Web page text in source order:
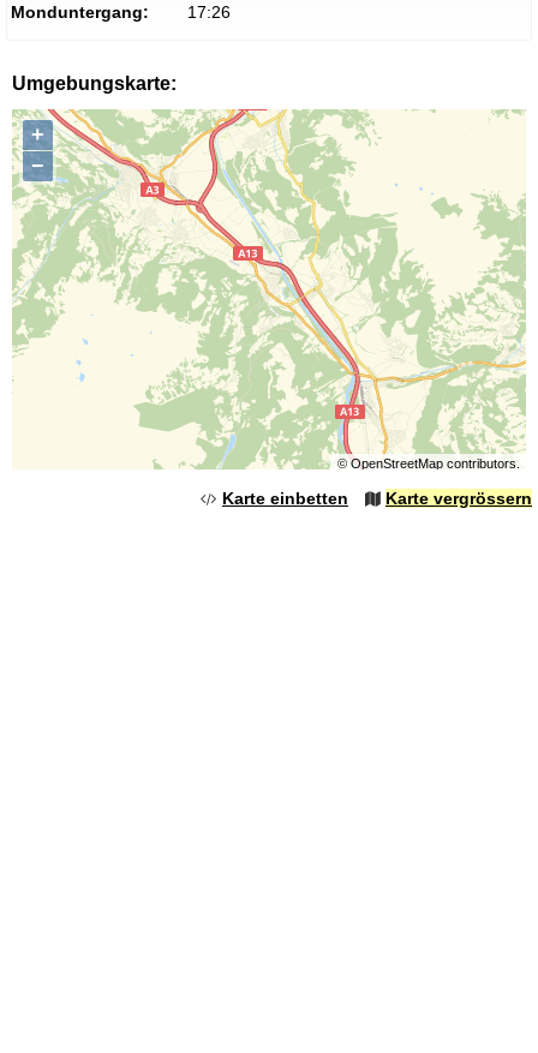
Monduntergang:
17:26
Umgebungskarte:
+
−
©OpenStreetMapcontributors.
Karte einbetten Karte vergrössern